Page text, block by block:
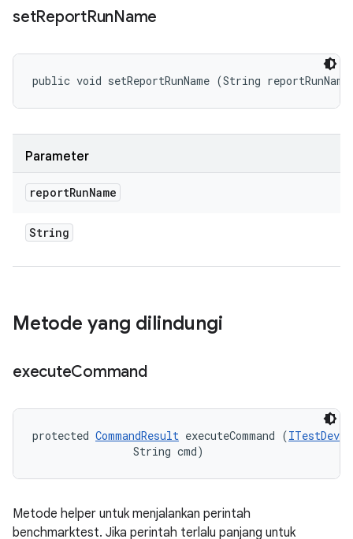
setReportRunName
public void setReportRunName (String
Parameter
reportRunName
String
Metode yang dilindungi
executeCommand
protected CommandResult executeCommand (
                String cmd)
Metode helper untuk menjalankan perintah
benchmarktest. Jika perintah terlalu panjang untuk